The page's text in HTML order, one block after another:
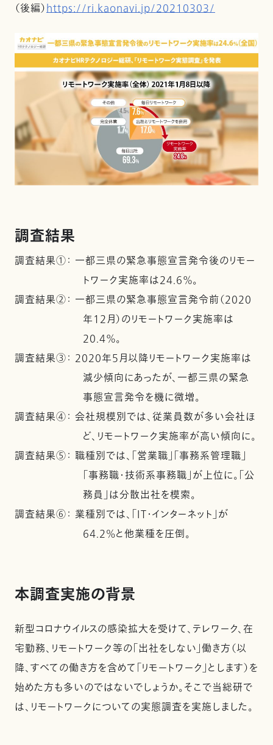
（後編）https://ri.kaonavi.jp/20210303/
調査結果
調査結果①： 一都三県の緊急事態宣言発令後のリモー
トワーク実施率は24.6％。
調査結果②： 一都三県の緊急事態宣言発令前（2020
年12月）のリモートワーク実施率は
20.4％。
調査結果③： 2020年５月以降リモートワーク実施率は
減少傾向にあったが、一都三県の緊急
事態宣言発令を機に微増。
調査結果④： 会社規模別では、従業員数が多い会社ほ
ど、リモートワーク実施率が高い傾向に。
調査結果⑤： 職種別では、「営業職」「事務系管理職」
「事務職・技術系事務職」が上位に。「公
務員」は分散出社を模索。
調査結果⑥： 業種別では、「IT・インターネット」が
64.2%と他業種を圧倒。
本調査実施の背景
新型コロナウイルスの感染拡大を受けて、テレワーク、在
宅勤務、リモートワーク等の「出社をしない」働き方（以
降、すべての働き方を含めて「リモートワーク」とします）を
始めた方も多いのではないでしょうか。そこで当総研で
は、リモートワークについての実態調査を実施しました。